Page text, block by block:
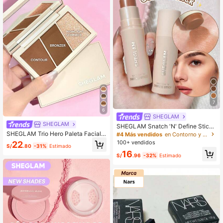
6
SHEGLAM
SHEGLAM Trio Hero Paleta Facial-
Camel Marca de Belleza Cosmética
Maquillaje para Mujeres y Niñas
S/22.80 -31% Estimado
7
SHEGLAM
SHEGLAM Snatch 'N' Define Stick-
Golden Sun Marca De Belleza Cos
méTica Maquillaje Para Mujeres Y
#4 Más vendidos
en Contorno y bronceador
100+ vendidos
S/16.96 -32% Estimado